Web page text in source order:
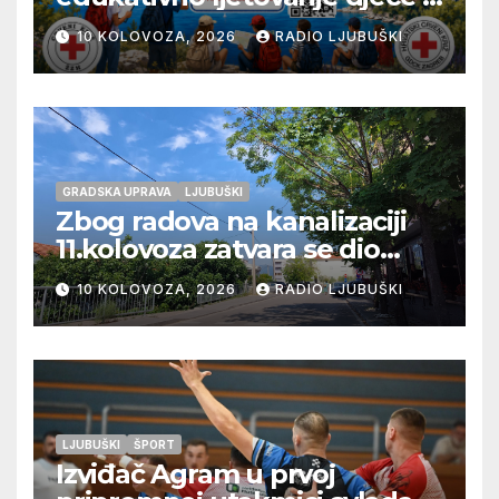
Novom Vinodolskom
10 KOLOVOZA, 2026 RADIO LJUBUŠKI
GRADSKA UPRAVA LJUBUŠKI
Zbog radova na kanalizaciji
11.kolovoza zatvara se dio
ulice Petra Barbarića
10 KOLOVOZA, 2026 RADIO LJUBUŠKI
LJUBUŠKI ŠPORT
Izviđač Agram u prvoj